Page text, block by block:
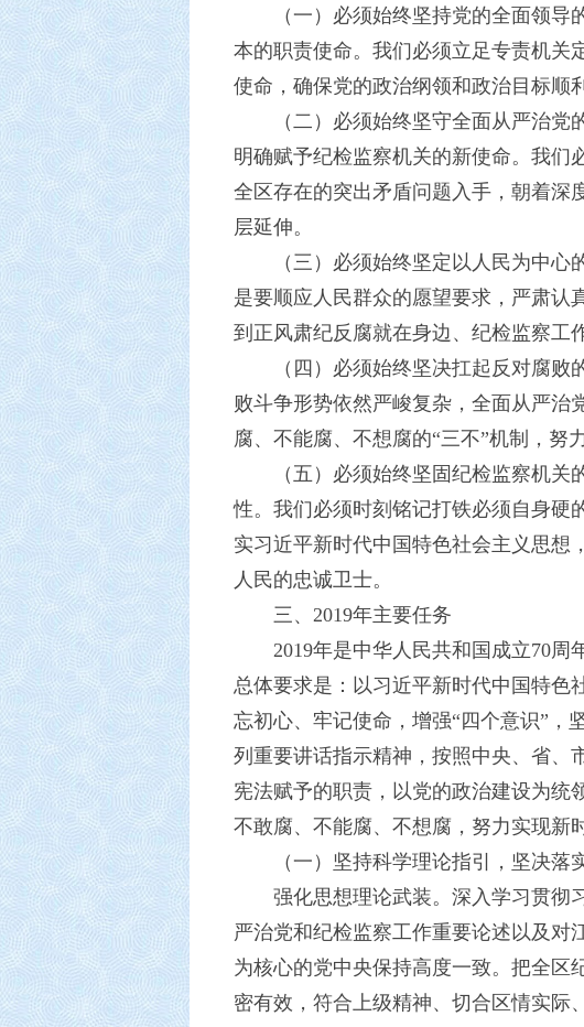
（一）必须始终坚持党的全面领
本的职责使命。我们必须立足专责机关
使命，确保党的政治纲领和政治目标顺
（二）必须始终坚守全面从严治
明确赋予纪检监察机关的新使命。我们
全区存在的突出矛盾问题入手，朝着深
层延伸。
（三）必须始终坚定以人民为中
是要顺应人民群众的愿望要求，严肃认
到正风肃纪反腐就在身边、纪检监察工
（四）必须始终坚决扛起反对腐
败斗争形势依然严峻复杂，全面从严治
腐、不能腐、不想腐的“三不”机制，努
（五）必须始终坚固纪检监察机
性。我们必须时刻铭记打铁必须自身硬
实习近平新时代中国特色社会主义思想
人民的忠诚卫士。
三、2019年主要任务
2019年是中华人民共和国成立70
总体要求是：以习近平新时代中国特色
忘初心、牢记使命，增强“四个意识”，
列重要讲话指示精神，按照中央、省、
宪法赋予的职责，以党的政治建设为统
不敢腐、不能腐、不想腐，努力实现新
（一）坚持科学理论指引，坚决落
强化思想理论武装。深入学习贯彻
严治党和纪检监察工作重要论述以及对
为核心的党中央保持高度一致。把全区
密有效，符合上级精神、切合区情实际